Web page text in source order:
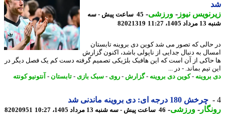
نیوز-ورزشی-
45 ساعت پیش - سه
11:27
82021319
که تصور می شد کوین دی بروینه تابستان
به دنبال جدایی از ناپولی باشد، اکنون گزارش
از آن است که این هافبک بلژیکی تصمیم گرفته دست کم یک فصل دیگر در
تیم بماند. - در ...
-کوین دی بروینه -گزارش -روی -سبک بازی - تابستان-آنتونیو کونته
چرخش 180 درجه ای: دی بروینه ماندنی شد
-ورزشی-46 ساعت پیش - سه شنبه 13 مرداد 1405، 10:27 82020951